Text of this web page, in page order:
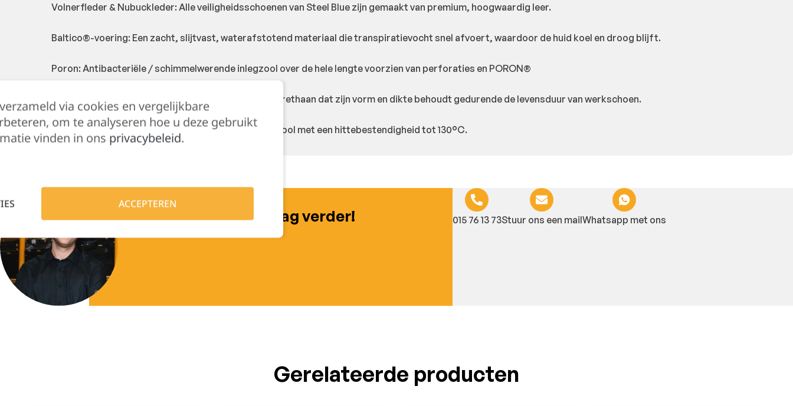
Volnerfleder & Nubuckleder: Alle veiligheidsschoenen van Steel Blue zijn gemaakt van premium, hoogwaardig leer.
Baltico®-voering: Een zacht, slijtvast, waterafstotend materiaal die transpiratievocht snel afvoert, waardoor de huid koel en droog blijft.
Poron: Antibacteriële / schimmelwerende inlegzool over de hele lengte voorzien van perforaties en PORON®
Ortho Rebound-inlegzool: Gemaakt van zacht polyurethaan dat zijn vorm en dikte behoudt gedurende de levensduur van werkschoen.
Loopzool van TPU: Onze standaard duurzame loopzool met een hittebestendigheid tot 130°C.
Hulp nodig?
Lennert helpt je graag verder! 015 76 13 73Stuur ons een mailWhatsapp met ons
Gerelateerde producten
via cookies en vergelijkbare
om te analyseren hoe u deze gebruikt
vinden in ons privacybeleid.
ACCEPTEREN